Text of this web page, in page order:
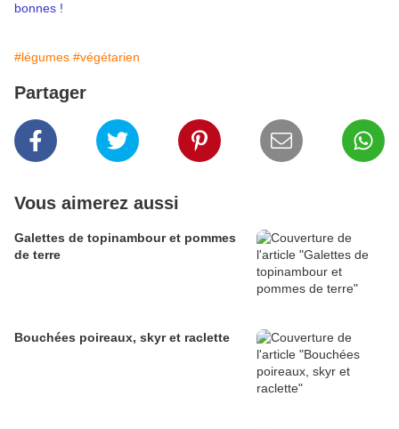
bonnes !
#légumes #végétarien
Partager
Vous aimerez aussi
Galettes de topinambour et pommes
de terre
Bouchées poireaux, skyr et raclette